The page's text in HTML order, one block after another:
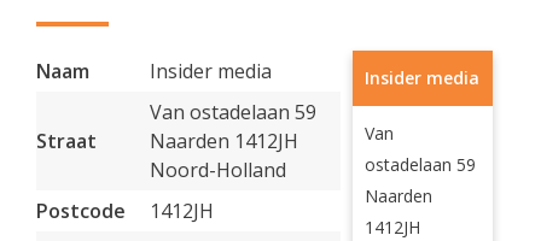
Naam Insider media
Straat
Van ostadelaan 59
Naarden 1412JH
Noord-Holland
Postcode
1412JH
Insider media
Van
ostadelaan 59
Naarden
1412JH